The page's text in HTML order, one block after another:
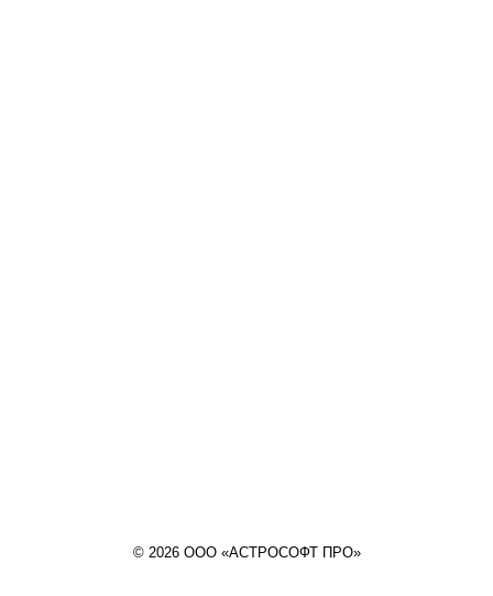
© 2026 ООО «АСТРОСОФТ ПРО»